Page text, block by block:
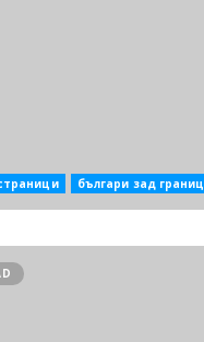
българи зад